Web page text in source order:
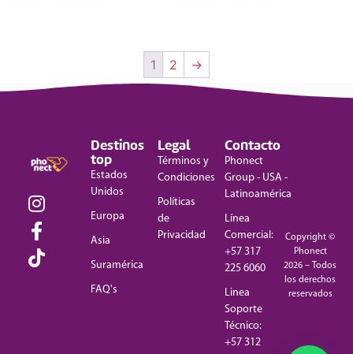
1 2 →
Destinos
top
Estados
Unidos
Europa
Asia
Suramérica
FAQ's
Legal
Términos y
Condiciones
Políticas
de
Privacidad
Contacto
Phonect
Group - USA -
Latinoamérica
Línea
Comercial:
+57 317
225 6060
Linea
Soporte
Técnico:
+57 312
Copyright ©
Phonect
2026 – Todos
los derechos
reservados